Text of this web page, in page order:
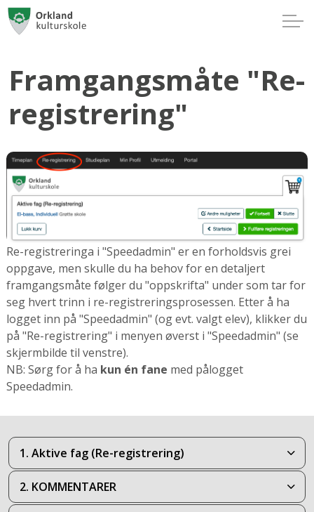
Framgangsmåte "Re-
registrering"
Re-registreringa i "Speedadmin" er en forholdsvis grei
oppgave, men skulle du ha behov for en detaljert
framgangsmåte følger du "oppskrifta" under som tar for
seg hvert trinn i re-registreringsprosessen. Etter å ha
logget inn på "Speedadmin" (og evt. valgt elev), klikker du
på "Re-registrering" i menyen øverst i "Speedadmin" (se
skjermbilde til venstre).
NB: Sørg for å ha kun én fane med pålogget
Speedadmin.
1. Aktive fag (Re-registrering)
2. KOMMENTARER